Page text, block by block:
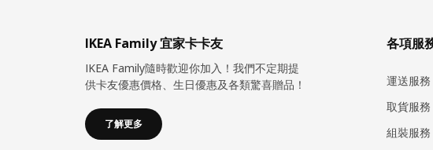
IKEA Family 宜家卡卡友
IKEA Family隨時歡迎你加入！我們不定期提
供卡友優惠價格、生日優惠及各類驚喜贈品！
了解更多
各項服
運送服務
取貨服務
組裝服務